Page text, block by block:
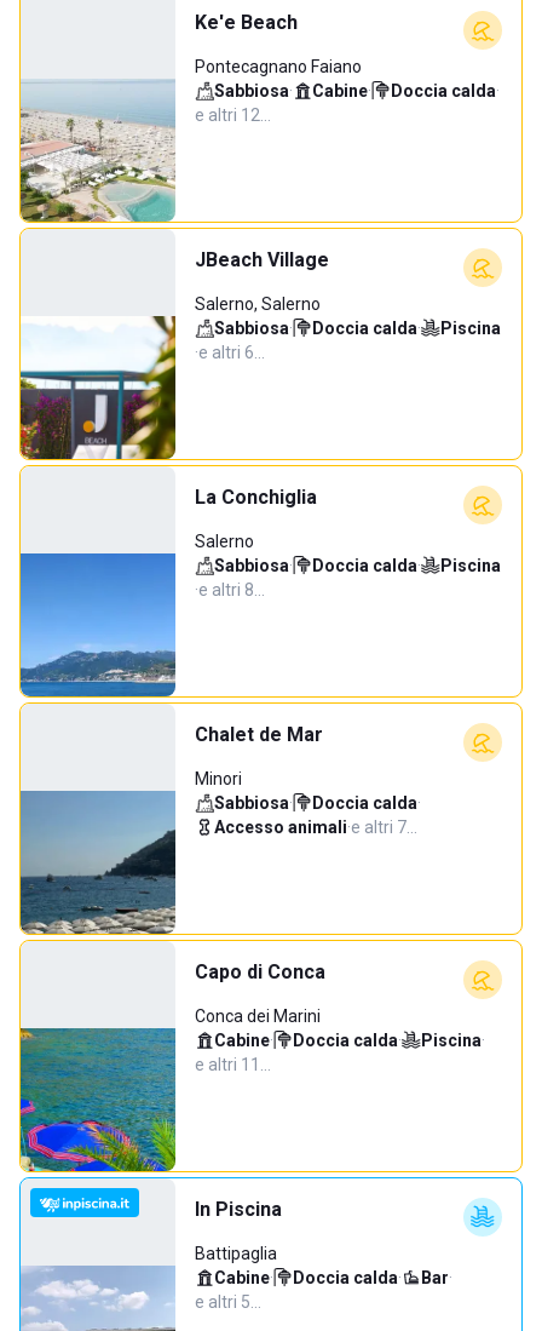
Ke'e Beach
Pontecagnano Faiano
Sabbiosa· Cabine· Doccia calda·
e altri 12…
JBeach Village
Salerno, Salerno
Sabbiosa· Doccia calda·
Piscina
·e altri 6…
La Conchiglia
Salerno
Sabbiosa· Doccia calda·
Piscina
·e altri 8…
Chalet de Mar
Minori
Sabbiosa· Doccia calda·
Accesso animali·e altri 7…
Capo di Conca
Conca dei Marini
Cabine· Doccia calda· Piscina·
e altri 11…
In Piscina
Battipaglia
Cabine· Doccia calda· Bar·
e altri 5…